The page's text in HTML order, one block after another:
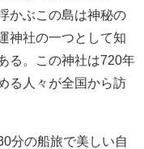
かぶこの島は神秘の
神社の一つとして知
る。この神社は720年
る人々が全国から訪
分の船旅で美しい自